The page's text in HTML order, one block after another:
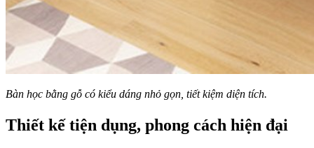
Bàn học bằng gỗ có kiểu dáng nhỏ gọn, tiết kiệm diện tích.
Thiết kế tiện dụng, phong cách hiện đại